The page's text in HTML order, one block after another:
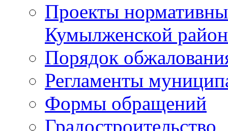
Проекты
Кумылженской
Порядок
Регламенты
Формы обращений
Градостроительство